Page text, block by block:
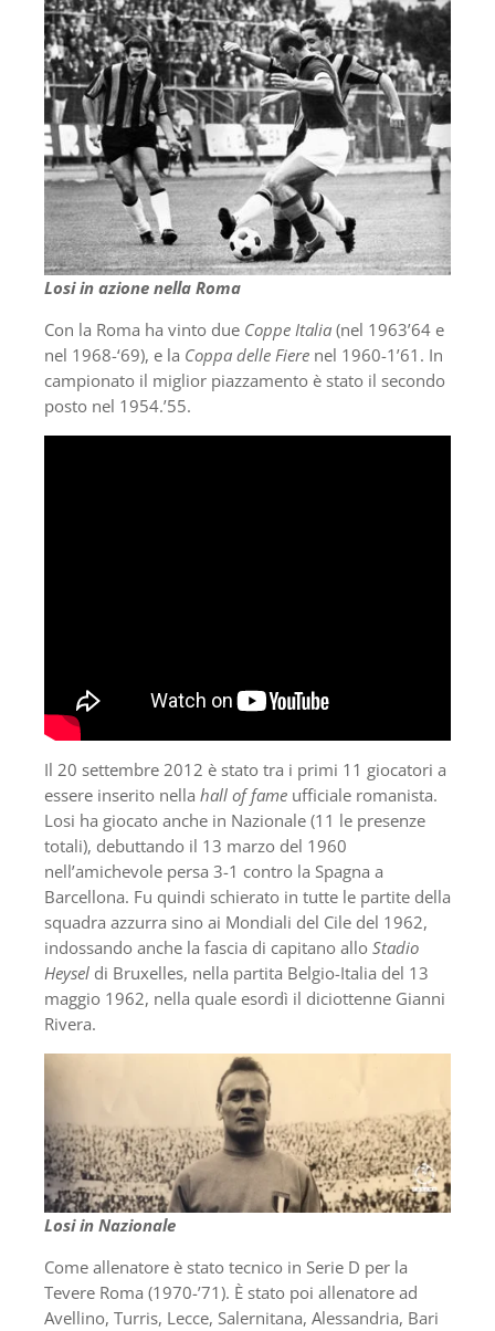
Losi in azione nella Roma
Con la Roma ha vinto due Coppe Italia (nel 1963’64 e
nel 1968-‘69), e la Coppa delle Fiere nel 1960-1’61. In
campionato il miglior piazzamento è stato il secondo
posto nel 1954.’55.
Il 20 settembre 2012 è stato tra i primi 11 giocatori a
essere inserito nella hall of fame ufficiale romanista.
Losi ha giocato anche in Nazionale (11 le presenze
totali), debuttando il 13 marzo del 1960
nell’amichevole persa 3-1 contro la Spagna a
Barcellona. Fu quindi schierato in tutte le partite della
squadra azzurra sino ai Mondiali del Cile del 1962,
indossando anche la fascia di capitano allo Stadio
Heysel di Bruxelles, nella partita Belgio-Italia del 13
maggio 1962, nella quale esordì il diciottenne Gianni
Rivera.
Losi in Nazionale
Come allenatore è stato tecnico in Serie D per la
Tevere Roma (1970-’71). È stato poi allenatore ad
Avellino, Turris, Lecce, Salernitana, Alessandria, Bari